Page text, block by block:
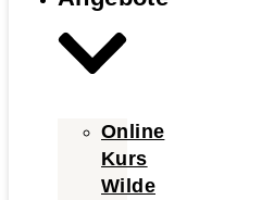
Online
Kurs
Wilde